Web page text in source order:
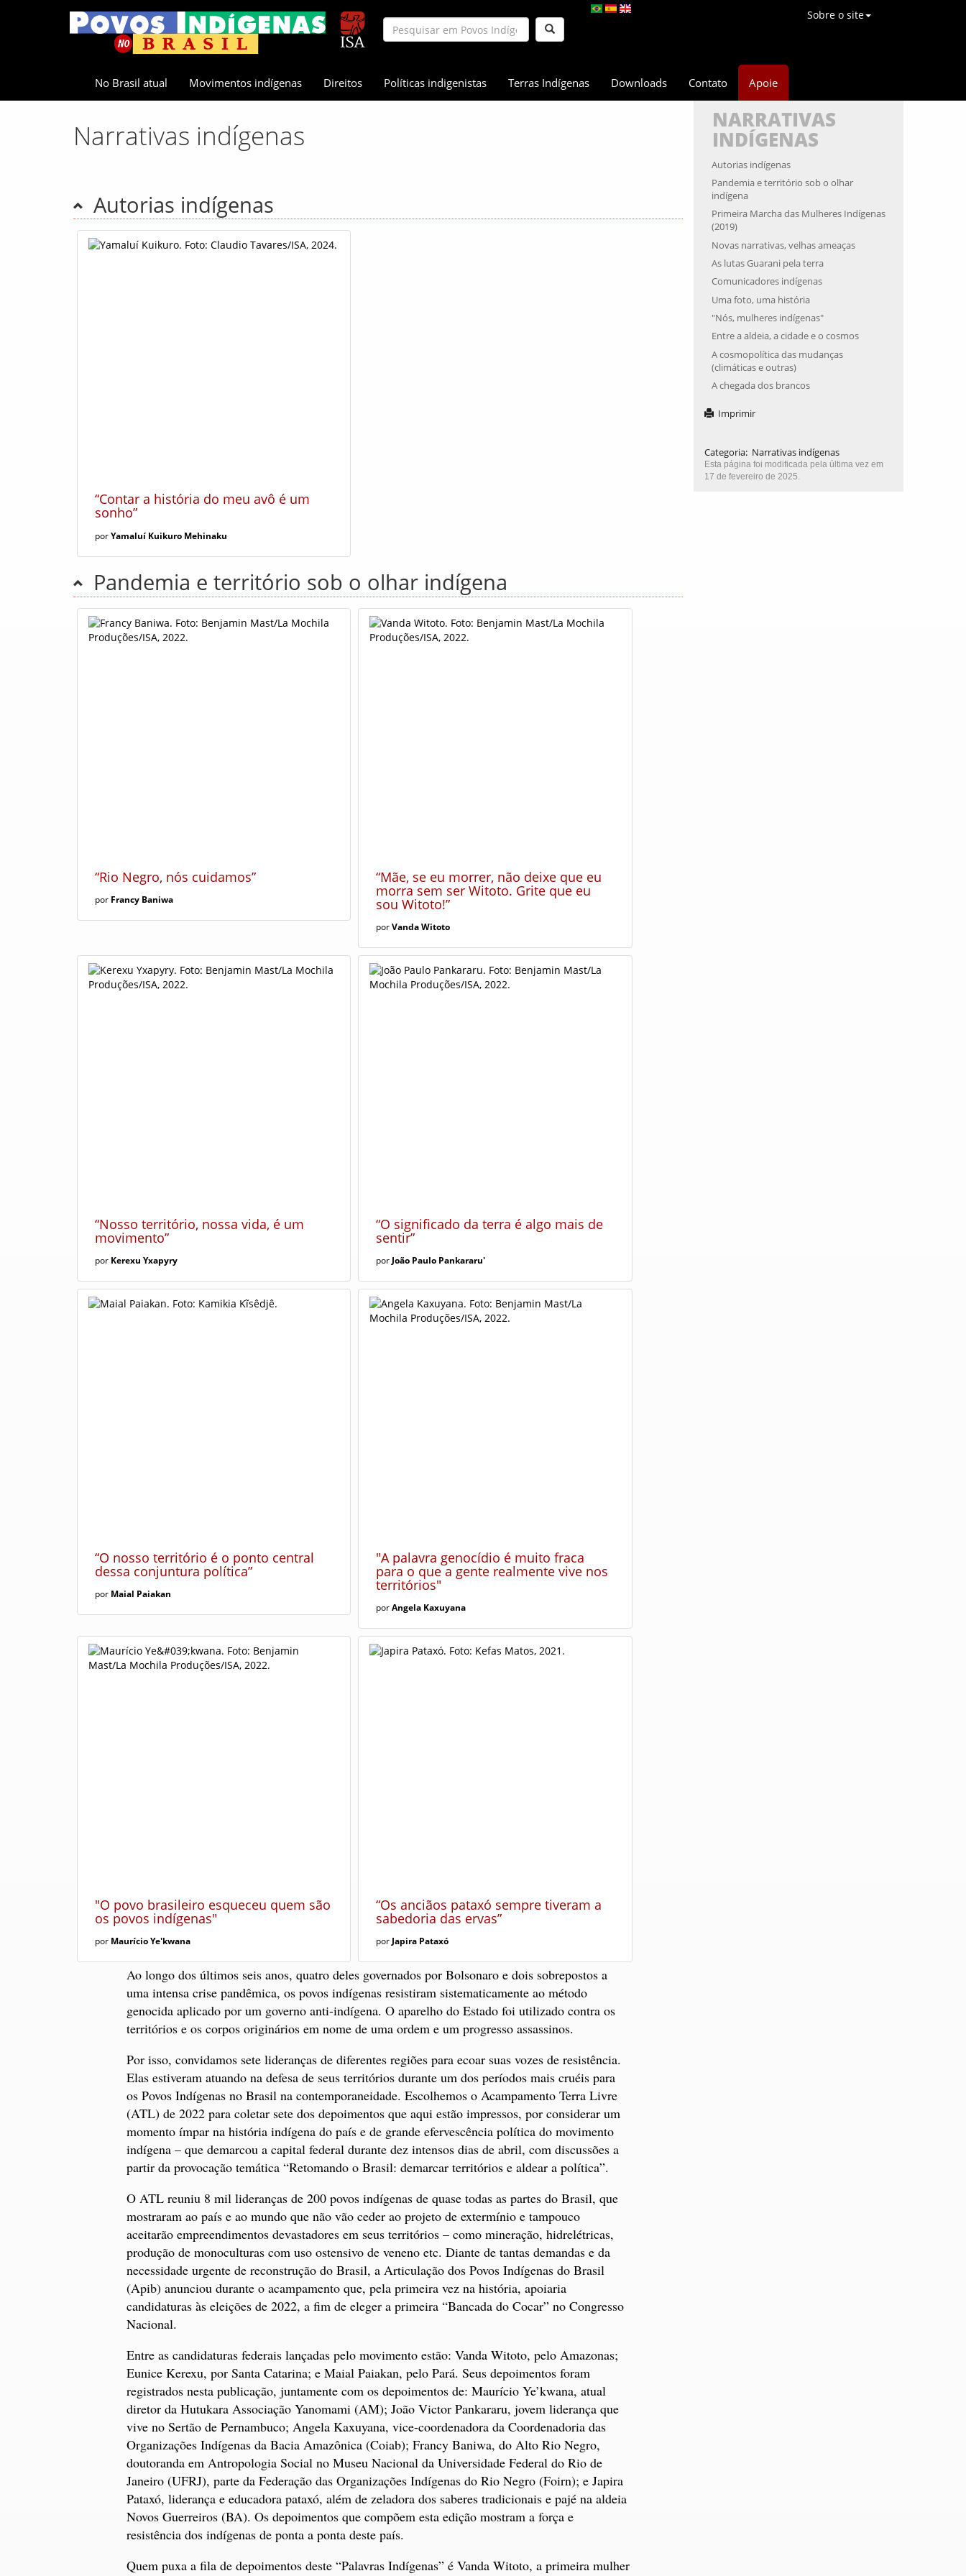
Sobre o site
No Brasil atual Movimentos indígenas Direitos Políticas indigenistas Terras Indígenas Downloads Contato Apoie
Narrativas indígenas
Autorias indígenas
“Contar a história do meu avô é um
sonho”
porYamaluí Kuikuro Mehinaku
Pandemia e território sob o olhar indígena
“Rio Negro, nós cuidamos”
por Francy Baniwa
“Mãe, se eu morrer, não deixe que eu
morra sem ser Witoto. Grite que eu
sou Witoto!”
porVanda Witoto
“Nosso território, nossa vida, é um
movimento”
por Kerexu Yxapyry
“O significado da terra é algo mais de
sentir”
por João Paulo Pankararu'
“O nosso território é o ponto central
dessa conjuntura política”
por Maial Paiakan
"A palavra genocídio é muito fraca
para o que a gente realmente vive nos
territórios"
porAngela Kaxuyana
"O povo brasileiro esqueceu quem são
os povos indígenas"
por Maurício Ye'kwana
“Os anciãos pataxó sempre tiveram a
sabedoria das ervas”
por Japira Pataxó
Ao longo dos últimos seis anos, quatro deles governados por Bolsonaro e dois sobrepostos a
uma intensa crise pandêmica, os povos indígenas resistiram sistematicamente ao método
genocida aplicado por um governo anti-indígena. O aparelho do Estado foi utilizado contra os
territórios e os corpos originários em nome de uma ordem e um progresso assassinos.
Por isso, convidamos sete lideranças de diferentes regiões para ecoar suas vozes de resistência.
Elas estiveram atuando na defesa de seus territórios durante um dos períodos mais cruéis para
os Povos Indígenas no Brasil na contemporaneidade. Escolhemos o Acampamento Terra Livre
(ATL) de 2022 para coletar sete dos depoimentos que aqui estão impressos, por considerar um
momento ímpar na história indígena do país e de grande efervescência política do movimento
indígena – que demarcou a capital federal durante dez intensos dias de abril, com discussões a
partir da provocação temática “Retomando o Brasil: demarcar territórios e aldear a política”.
O ATL reuniu 8 mil lideranças de 200 povos indígenas de quase todas as partes do Brasil, que
mostraram ao país e ao mundo que não vão ceder ao projeto de extermínio e tampouco
aceitarão empreendimentos devastadores em seus territórios – como mineração, hidrelétricas,
produção de monoculturas com uso ostensivo de veneno etc. Diante de tantas demandas e da
necessidade urgente de reconstrução do Brasil, a Articulação dos Povos Indígenas do Brasil
(Apib) anunciou durante o acampamento que, pela primeira vez na história, apoiaria
candidaturas às eleições de 2022, a fim de eleger a primeira “Bancada do Cocar” no Congresso
Nacional.
Entre as candidaturas federais lançadas pelo movimento estão: Vanda Witoto, pelo Amazonas;
Eunice Kerexu, por Santa Catarina; e Maial Paiakan, pelo Pará. Seus depoimentos foram
registrados nesta publicação, juntamente com os depoimentos de: Maurício Ye’kwana, atual
diretor da Hutukara Associação Yanomami (AM); João Victor Pankararu, jovem liderança que
vive no Sertão de Pernambuco; Angela Kaxuyana, vice-coordenadora da Coordenadoria das
Organizações Indígenas da Bacia Amazônica (Coiab); Francy Baniwa, do Alto Rio Negro,
doutoranda em Antropologia Social no Museu Nacional da Universidade Federal do Rio de
Janeiro (UFRJ), parte da Federação das Organizações Indígenas do Rio Negro (Foirn); e Japira
Pataxó, liderança e educadora pataxó, além de zeladora dos saberes tradicionais e pajé na aldeia
Novos Guerreiros (BA). Os depoimentos que compõem esta edição mostram a força e
resistência dos indígenas de ponta a ponta deste país.
Quem puxa a fila de depoimentos deste “Palavras Indígenas” é Vanda Witoto, a primeira mulher
NARRATIVAS
INDÍGENAS
Autorias indígenas
Pandemia e território sob o olhar
indígena
Primeira Marcha das Mulheres Indígenas
(2019)
Novas narrativas, velhas ameaças
As lutas Guarani pela terra
Comunicadores indígenas
Uma foto, uma história
"Nós, mulheres indígenas"
Entre a aldeia, a cidade e o cosmos
A cosmopolítica das mudanças
(climáticas e outras)
A chegada dos brancos
Imprimir
Categoria: Narrativas indígenas
Esta página foi modificada pela última vez em
17 de fevereiro de 2025.